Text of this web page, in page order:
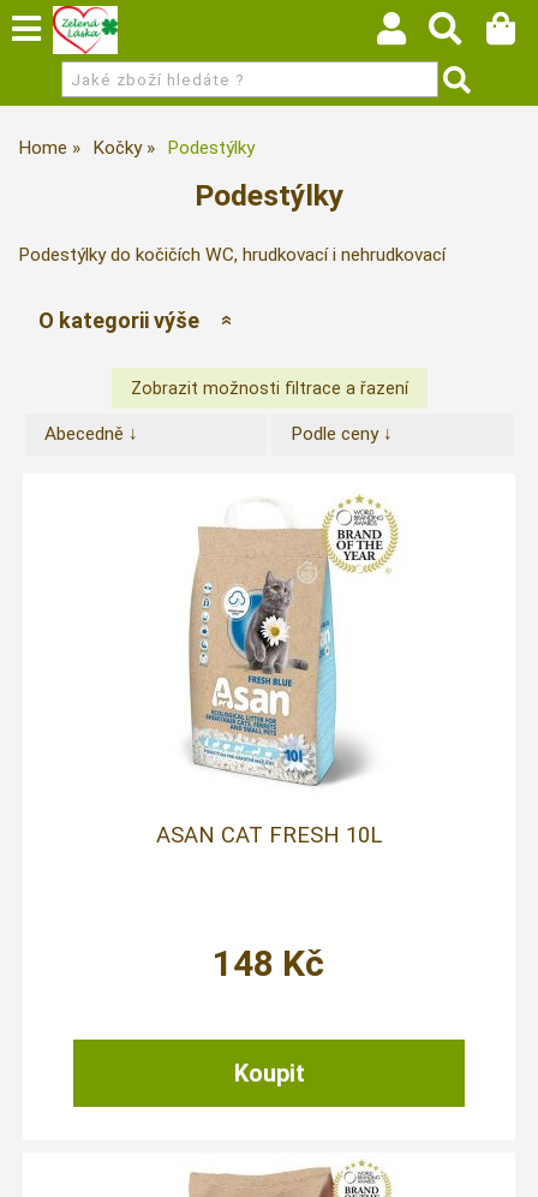
Home Kočky Podestýlky
Podestýlky
Podestýlky do kočičích WC, hrudkovací i nehrudkovací
O kategorii výše
Abecedně ↓ Podle ceny ↓
ASAN CAT FRESH 10L
148 Kč